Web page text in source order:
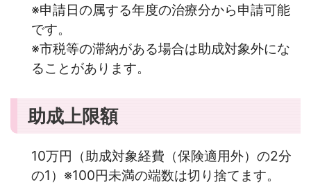
※申請日の属する年度の治療分から申請可能
です。
※市税等の滞納がある場合は助成対象外にな
ることがあります。
助成上限額
10万円（助成対象経費（保険適用外）の2分
の1）※100円未満の端数は切り捨てます。